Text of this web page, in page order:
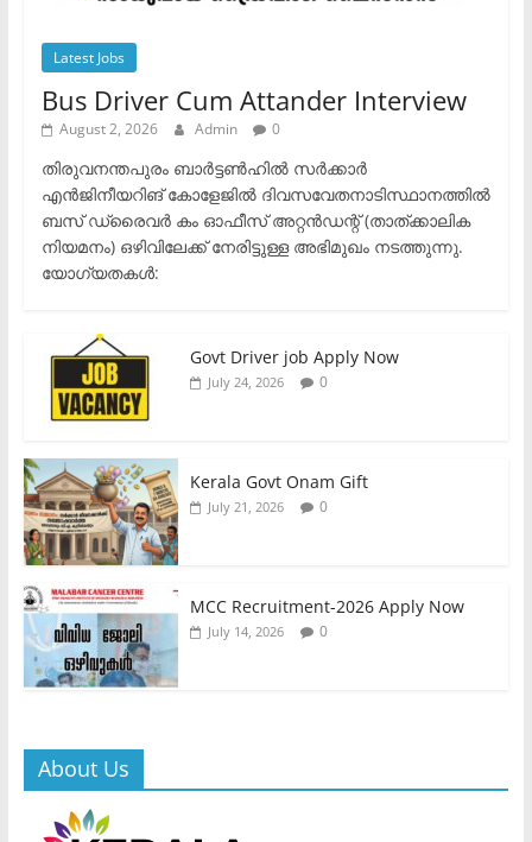
Latest Jobs
Bus Driver Cum Attander Interview
August 2, 2026 Admin 0
തിരുവനന്തപുരം ബാർട്ടൺഹിൽ സർക്കാർ
എൻജിനീയറിങ് കോളേജിൽ ദിവസവേതനാടിസ്ഥാനത്തിൽ
ബസ് ഡ്രൈവർ കം ഓഫീസ് അറ്റൻഡന്റ് (താത്ക്കാലിക
നിയമനം) ഒഴിവിലേക്ക് നേരിട്ടുള്ള അഭിമുഖം നടത്തുന്നു.​
യോഗ്യതകൾ:
Govt Driver job Apply Now
July 24, 2026 0
Kerala Govt Onam Gift
July 21, 2026 0
MCC Recruitment-2026 Apply Now
July 14, 2026 0
About Us